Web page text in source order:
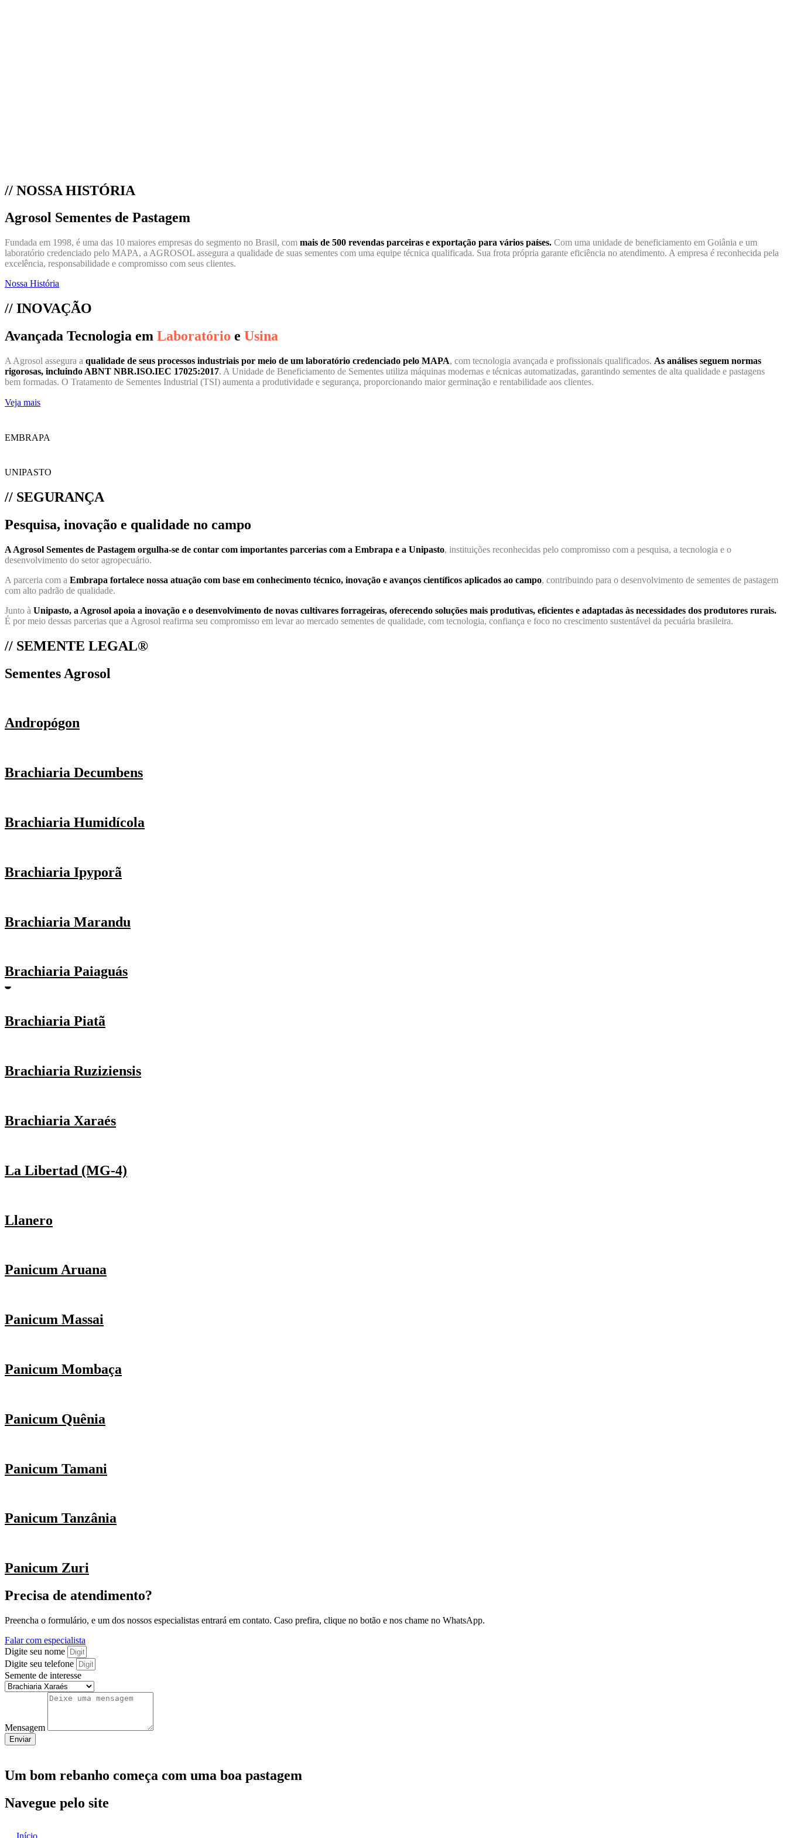
// NOSSA HISTÓRIA
Agrosol Sementes de Pastagem
Fundada em 1998, é uma das 10 maiores empresas do segmento no Brasil, com mais de 500 revendas parceiras e exportação para vários países. Com uma unidade de beneficiamento em Goiânia e um
laboratório credenciado pelo MAPA, a AGROSOL assegura a qualidade de suas sementes com uma equipe técnica qualificada. Sua frota própria garante eficiência no atendimento. A empresa é reconhecida pela
excelência, responsabilidade e compromisso com seus clientes.
Nossa História
// INOVAÇÃO
Avançada Tecnologia em Laboratório e Usina
A Agrosol assegura a qualidade de seus processos industriais por meio de um laboratório credenciado pelo MAPA, com tecnologia avançada e profissionais qualificados. As análises seguem normas
rigorosas, incluindo ABNT NBR.ISO.IEC 17025:2017. A Unidade de Beneficiamento de Sementes utiliza máquinas modernas e técnicas automatizadas, garantindo sementes de alta qualidade e pastagens
bem formadas. O Tratamento de Sementes Industrial (TSI) aumenta a produtividade e segurança, proporcionando maior germinação e rentabilidade aos clientes.
Veja mais
EMBRAPA
UNIPASTO
// SEGURANÇA
Pesquisa, inovação e qualidade no campo
A Agrosol Sementes de Pastagem orgulha-se de contar com importantes parcerias com a Embrapa e a Unipasto, instituições reconhecidas pelo compromisso com a pesquisa, a tecnologia e o
desenvolvimento do setor agropecuário.
A parceria com a Embrapa fortalece nossa atuação com base em conhecimento técnico, inovação e avanços científicos aplicados ao campo, contribuindo para o desenvolvimento de sementes de pastagem
com alto padrão de qualidade.
Junto à Unipasto, a Agrosol apoia a inovação e o desenvolvimento de novas cultivares forrageiras, oferecendo soluções mais produtivas, eficientes e adaptadas às necessidades dos produtores rurais.
É por meio dessas parcerias que a Agrosol reafirma seu compromisso em levar ao mercado sementes de qualidade, com tecnologia, confiança e foco no crescimento sustentável da pecuária brasileira.
// SEMENTE LEGAL®
Sementes Agrosol
Andropógon
Brachiaria Decumbens
Brachiaria Humidícola
Brachiaria Ipyporã
Brachiaria Marandu
Brachiaria Paiaguás
Brachiaria Piatã
Brachiaria Ruziziensis
Brachiaria Xaraés
La Libertad (MG-4)
Llanero
Panicum Aruana
Panicum Massai
Panicum Mombaça
Panicum Quênia
Panicum Tamani
Panicum Tanzânia
Panicum Zuri
Precisa de atendimento?
Preencha o formulário, e um dos nossos especialistas entrará em contato. Caso prefira, clique no botão e nos chame no WhatsApp.
Falar com especialista
Digite seu nome
Digite seu telefone
Semente de interesse
Mensagem
Enviar
Um bom rebanho começa com uma boa pastagem
Navegue pelo site
Início